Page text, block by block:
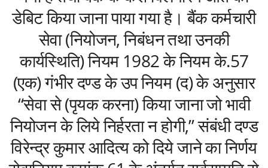
डेबिट किया जाना पाया गया है। बैंक कर्मचारी
सेवा (नियोजन, निबंधन तथा उनकी
कार्यस्थिति) नियम 1982 के नियम के.57
(एक) गंभीर दण्ड के उप नियम (द) के अनुसार
“सेवा से (पृयक करना) किया जाना जो भावी
नियोजन के लिये निर्हरता न होगी,” संबंधी दण्ड
विरेन्द्र कुमार आदित्य को दिये जाने का निर्णय